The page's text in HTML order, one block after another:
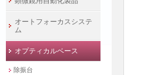
オートフォーカスシステ
ム
オプティカルベース
除振台